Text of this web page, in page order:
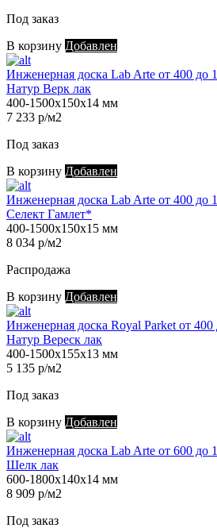
Под заказ
В корзину Добавлен
Инженерная доска Lab Arte от 400 до
Натур Верк лак
400-1500х150х14 мм
7 233 р/м2
Под заказ
В корзину Добавлен
Инженерная доска Lab Arte от 400 до
Селект Гамлет*
400-1500х150х15 мм
8 034 р/м2
Распродажа
В корзину Добавлен
Инженерная доска Royal Parket от
Натур Вереск лак
400-1500х155х13 мм
5 135 р/м2
Под заказ
В корзину Добавлен
Инженерная доска Lab Arte от 600 до
Шелк лак
600-1800х140х14 мм
8 909 р/м2
Под заказ